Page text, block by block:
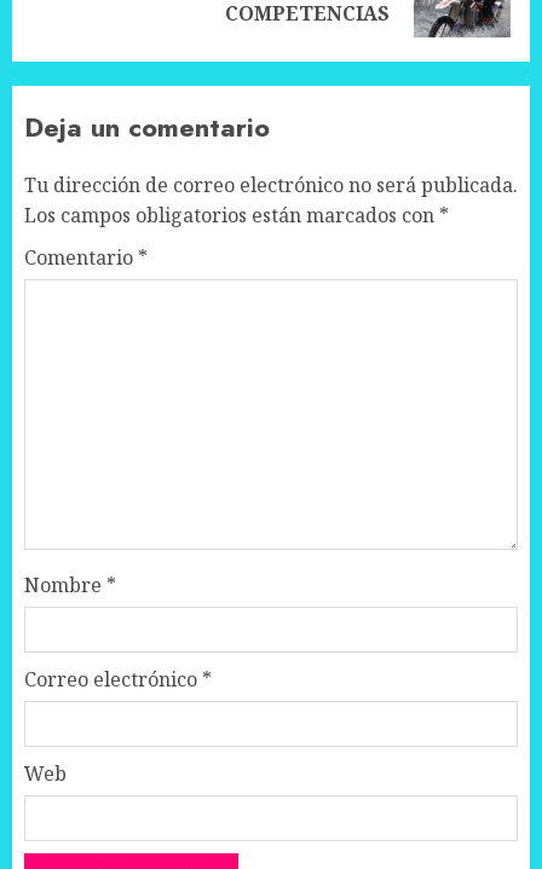
COMPETENCIAS
Deja un comentario
Tu dirección de correo electrónico no será publicada.
Los campos obligatorios están marcados con *
Comentario *
Nombre *
Correo electrónico *
Web